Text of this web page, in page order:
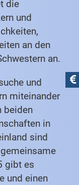
die
und
an den
an.
und
miteinander
beiden
in
sind
gibt es
und einen